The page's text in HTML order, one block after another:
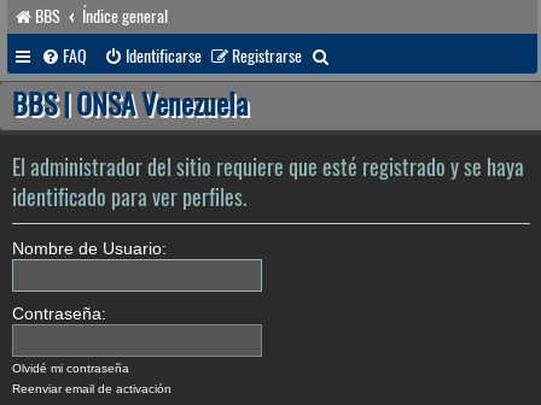
BBS
Índice general
FAQ
Identificarse Registrarse
u
r
BBS | ONSA Venezuela
El administrador del sitio requiere que esté registrado y se haya
identificado para ver perfiles.
Nombre de Usuario:
Contraseña:
Olvidé mi contraseña
Reenviar email de activación